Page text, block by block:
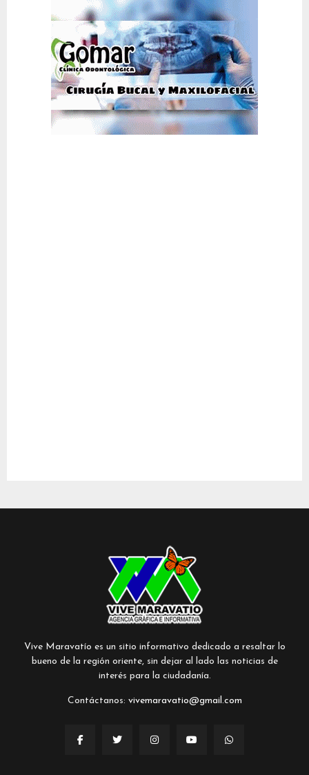
Vive Maravatío es un sitio informativo dedicado a resaltar lo
bueno de la región oriente, sin dejar al lado las noticias de
interés para la ciudadanía.
Contáctanos: vivemaravatio@gmail.com